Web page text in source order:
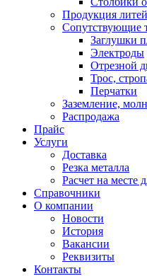
Продукция
Сопутствующие
Заглушки
Электроды
Отрезной
Трос,
Перчатки
Заземление,
Распродажа
Прайс
Услуги
Доставка
Резка металла
Расчет на месте
Справочники
О компании
Новости
История
Вакансии
Реквизиты
Контакты